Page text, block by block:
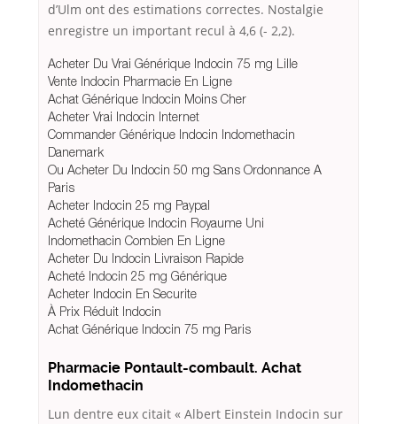
d’Ulm ont des estimations correctes. Nostalgie
enregistre un important recul à 4,6 (- 2,2).
Acheter Du Vrai Générique Indocin 75 mg Lille
Vente Indocin Pharmacie En Ligne
Achat Générique Indocin Moins Cher
Acheter Vrai Indocin Internet
Commander Générique Indocin Indomethacin
Danemark
Ou Acheter Du Indocin 50 mg Sans Ordonnance A
Paris
Acheter Indocin 25 mg Paypal
Acheté Générique Indocin Royaume Uni
Indomethacin Combien En Ligne
Acheter Du Indocin Livraison Rapide
Acheté Indocin 25 mg Générique
Acheter Indocin En Securite
À Prix Réduit Indocin
Achat Générique Indocin 75 mg Paris
Pharmacie Pontault-combault. Achat
Indomethacin
Lun dentre eux citait « Albert Einstein Indocin sur